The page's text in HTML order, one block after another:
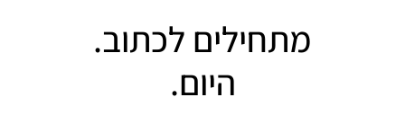
מתחילים לכתוב.
היום.